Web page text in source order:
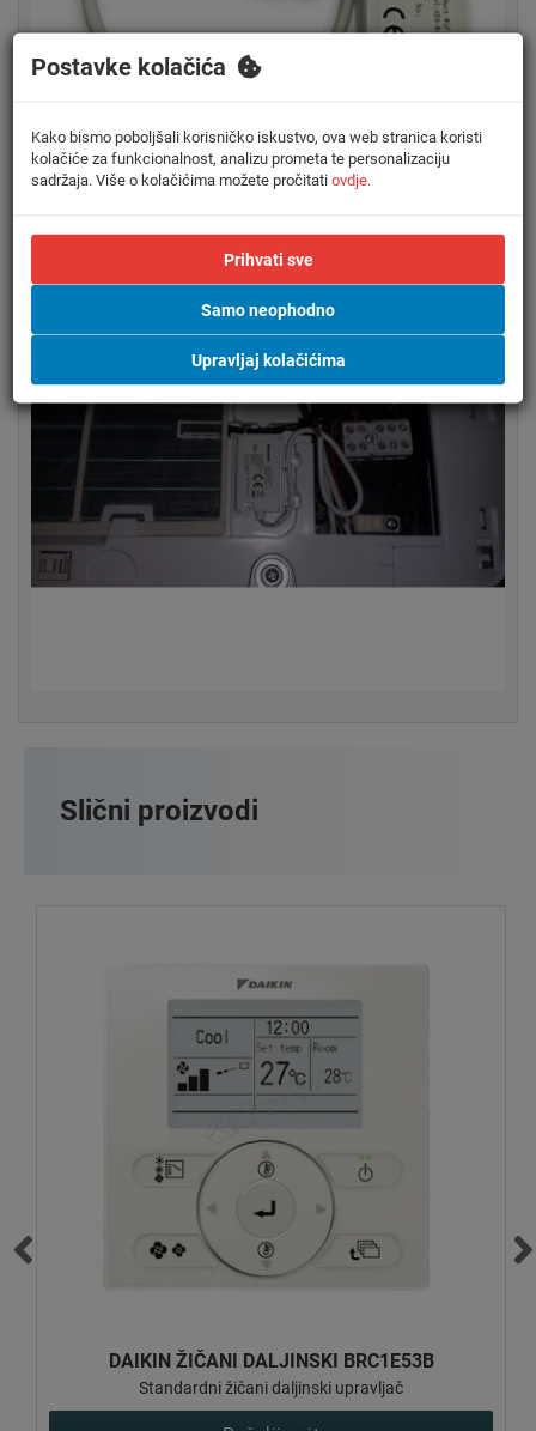
Slični proizvodi
DAIKIN ŽIČANI DALJINSKI BRC1E53B
Standardni žičani daljinski upravljač
Postavke kolačića
Kako bismo poboljšali korisničko iskustvo, ova web stranica koristi
kolačiće za funkcionalnost, analizu prometa te personalizaciju
sadržaja. Više o kolačićima možete pročitati ovdje.
Prihvati sve
Samo neophodno
Upravljaj kolačićima